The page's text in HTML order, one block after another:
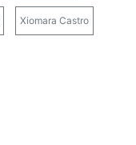
Xiomara Castro